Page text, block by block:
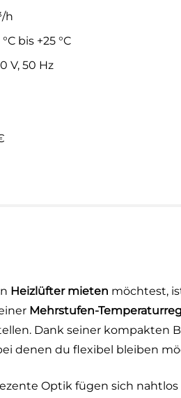
h
bis +25 °C
V, 50 Hz
Heizlüfter mieten möchtest,
Mehrstufen-
Dank seiner kompakten
denen du flexibel bleiben
Optik fügen sich